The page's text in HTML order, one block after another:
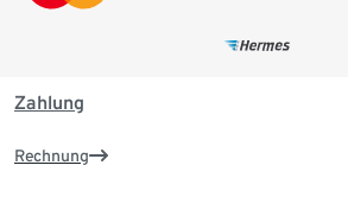
Zahlung
Rechnung